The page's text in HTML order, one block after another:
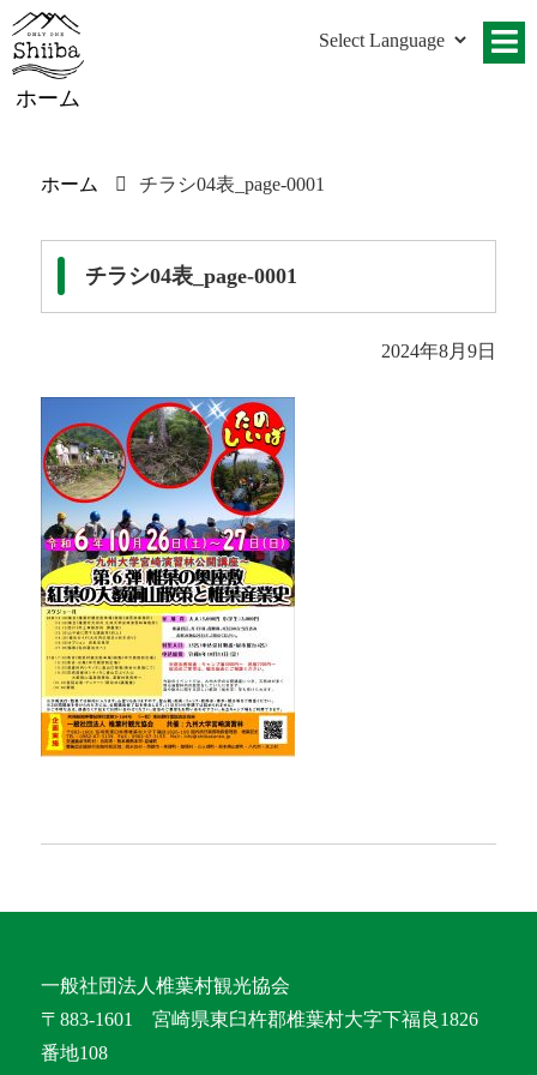
ホーム
ホーム チラシ04表_page-0001
チラシ04表_page-0001
2024年8月9日
一般社団法人椎葉村観光協会
〒883-1601 宮崎県東臼杵郡椎葉村大字下福良1826
番地108